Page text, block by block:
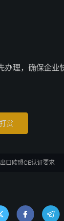
办理，确保企业
打赏
口欧盟CE认证要求
 